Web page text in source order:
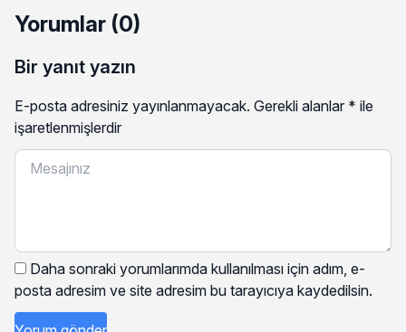
Yorumlar (0)
Bir yanıt yazın
E-posta adresiniz yayınlanmayacak. Gerekli alanlar * ile
işaretlenmişlerdir
Daha sonraki yorumlarımda kullanılması için adım, e-
posta adresim ve site adresim bu tarayıcıya kaydedilsin.